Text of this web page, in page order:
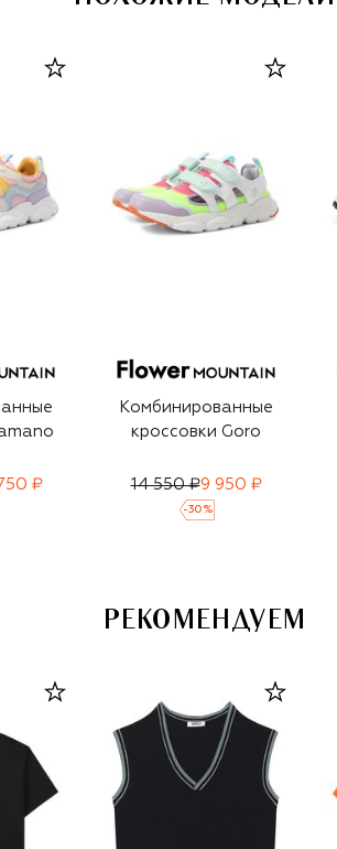
₽
Комбинированные
кроссовки Goro
14 550 ₽9 950 ₽
-30 %
РЕКОМЕНДУЕМ